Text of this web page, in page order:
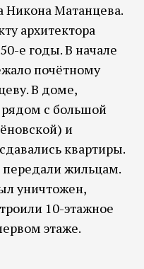
Матанцева.
архитектора
е годы. В начале
почётному
В доме,
с большой
и
квартиры.
жильцам.
уничтожен,
10-этажное
этаже.